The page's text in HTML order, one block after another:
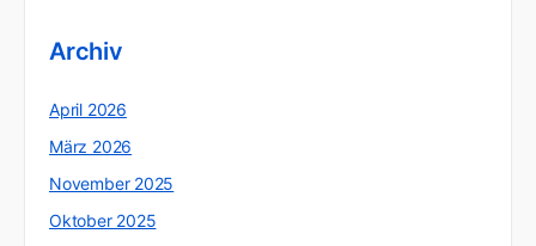
Archiv
April 2026
März 2026
November 2025
Oktober 2025